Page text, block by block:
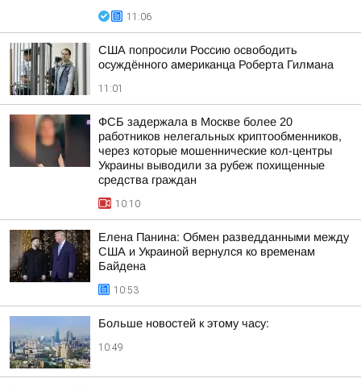
11:06
США попросили Россию освободить
осуждённого американца Роберта Гилмана
11:01
ФСБ задержала в Москве более 20
работников нелегальных криптообменников,
через которые мошеннические кол-центры
Украины выводили за рубеж похищенные
средства граждан
10:10
Елена Панина: Обмен разведданными между
США и Украиной вернулся ко временам
Байдена
10:53
Больше новостей к этому часу:
10:49